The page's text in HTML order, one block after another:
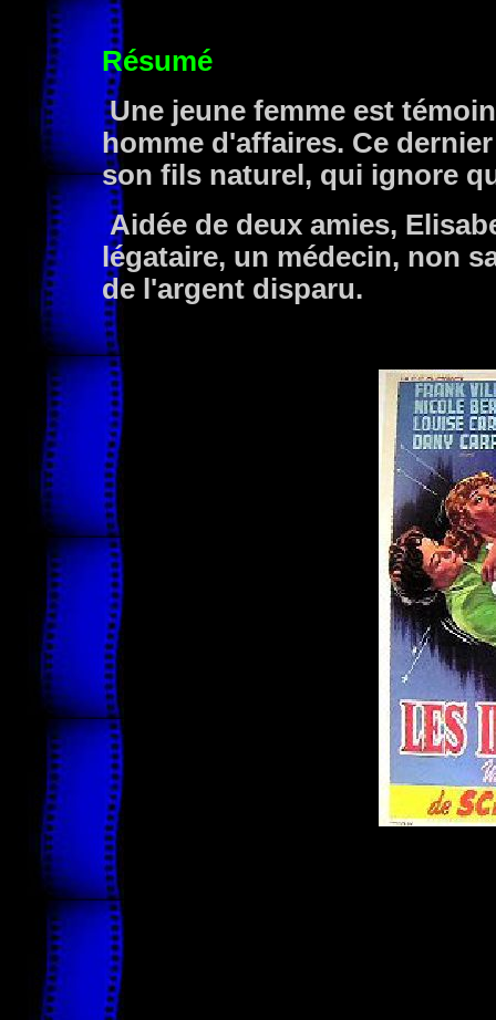
Résumé
Une jeune femme est
homme d'affaires. Ce
son fils naturel, qui ignore
Aidée de deux amies,
légataire, un médecin, non
de l'argent disparu.